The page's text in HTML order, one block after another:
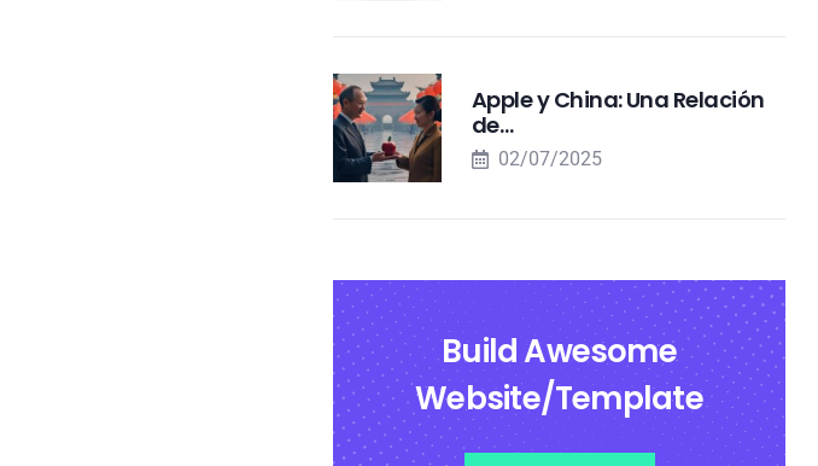
Apple y China: Una Relación
de…
02/07/2025
Build Awesome
Website/Template